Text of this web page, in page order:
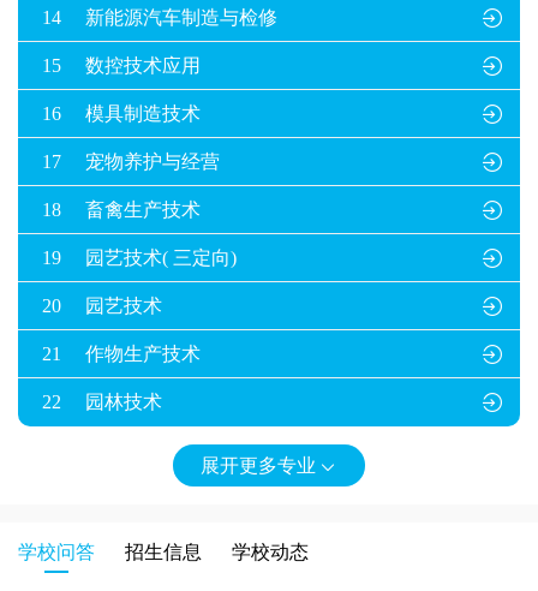

14 新能源汽车制造与检修

15 数控技术应用

16 模具制造技术

17 宠物养护与经营

18 畜禽生产技术

19 园艺技术( 三定向)

20 园艺技术

21 作物生产技术

22 园林技术
展开更多专业 
学校问答 招生信息 学校动态